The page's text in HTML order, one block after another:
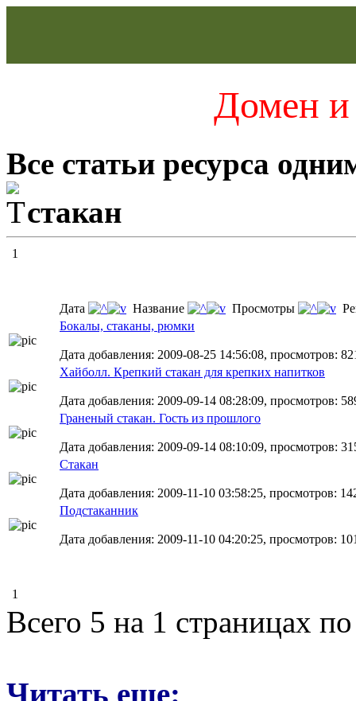
Домен и
Все статьи ресурса
стакан
1
Дата Название Просмотры
Бокалы, стаканы, рюмки
Дата добавления: 2009-08-25 14:56:08, просмотров:
Хайболл. Крепкий стакан для крепких напитков
Дата добавления: 2009-09-14 08:28:09, просмотров:
Граненый стакан. Гость из прошлого
Дата добавления: 2009-09-14 08:10:09, просмотров:
Стакан
Дата добавления: 2009-11-10 03:58:25, просмотров:
Подстаканник
Дата добавления: 2009-11-10 04:20:25, просмотров:
1
Всего 5 на 1 страницах
Читать еще: